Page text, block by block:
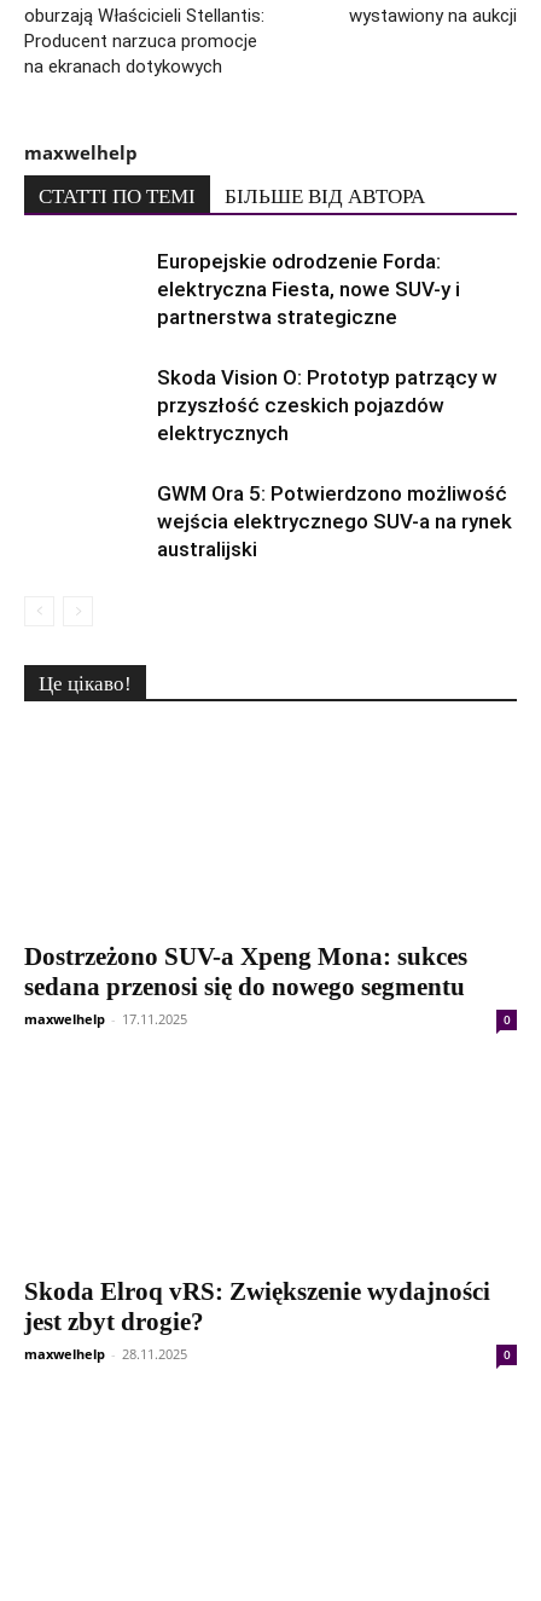
oburzają Właścicieli Stellantis:
Producent narzuca promocje
na ekranach dotykowych
wystawiony na aukcji
maxwelhelp
СТАТТІ ПО ТЕМІ БІЛЬШЕ ВІД АВТОРА
Europejskie odrodzenie Forda:
elektryczna Fiesta, nowe SUV-y i
partnerstwa strategiczne
Skoda Vision O: Prototyp patrzący w
przyszłość czeskich pojazdów
elektrycznych
GWM Ora 5: Potwierdzono możliwość
wejścia elektrycznego SUV-a na rynek
australijski
Це цікаво!
Dostrzeżono SUV-a Xpeng Mona: sukces
sedana przenosi się do nowego segmentu
maxwelhelp - 17.11.2025 0
Skoda Elroq vRS: Zwiększenie wydajności
jest zbyt drogie?
maxwelhelp - 28.11.2025 0